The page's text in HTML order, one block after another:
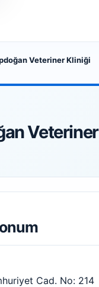
Veteriner Kliniği
Veteriner
Cad. No: 214